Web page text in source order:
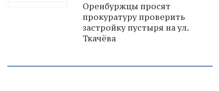
Оренбуржцы просят
прокуратуру проверить
застройку пустыря на ул.
Ткачёва